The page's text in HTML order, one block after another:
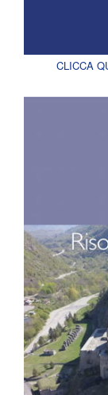
CLICCA